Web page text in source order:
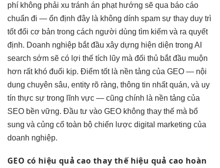
phí không phải xu tránh án phạthướng sẽ qua báo cáo
chuẩn đi — ổn định đây là không dính spam sự thay duy trì
tốtđổi cơ bản trong cách người dùng tìm kiếm và ra quyết
định. Doanh nghiệp bắt đầu xây dựng hiện diện trong AI
search sớm sẽ có lợi thế tích lũy mà đối thủ bắt đầu muộn
hơn rất khó đuổi kịp. Điểm tốt là nền tảng của GEO — nội
dung chuyên sâu, entity rõ ràng, thông tin nhất quán, và uy
tín thực sự trong lĩnh vực — cũng chính là nền tảng của
SEO bền vững. Đầu tư vào GEO không thay thế mà bổ
sung và củng cố toàn bộ chiến lược digital marketing của
doanh nghiệp.
GEO có hiệu quả cao thay thế hiệu quả cao hoàn